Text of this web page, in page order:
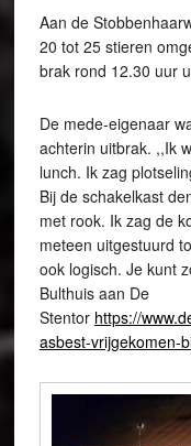
Aan de
20 tot 25 stieren
brak rond 12.30 uur
De mede-eigenaar
achterin uitbrak. ,,Ik
lunch. Ik zag
Bij de schakelkast
met rook. Ik zag de
meteen uitgestuurd
ook logisch. Je kunt
Bulthuis aan De
Stentor https://
asbest-vrijgekomen-